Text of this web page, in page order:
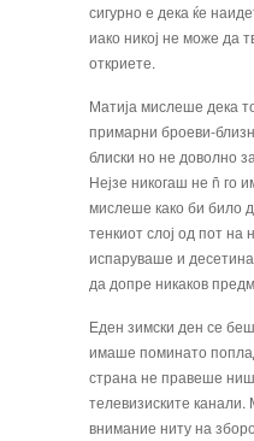
сигур­но е дека ќе
иако никој не може да
откриете.
Матија мислеше дека
примарни броеви-
блиски но не доволно
Нејзе никогаш не ñ го
мислеше како би било
тен­киот слој од пот на
испаруваше и
да допре никаков
Еден зимски ден се
имаше поминато
страна не правеше
телевизиски­те
внимание ниту на